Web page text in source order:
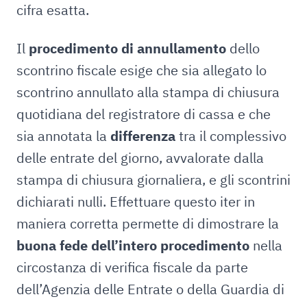
cifra esatta.
Il procedimento di annullamento dello
scontrino fiscale esige che sia allegato lo
scontrino annullato alla stampa di chiusura
quotidiana del registratore di cassa e che
sia annotata la differenzatra il complessivo
delle entrate del giorno, avvalorate dalla
stampa di chiusura giornaliera, e gli scontrini
dichiarati nulli. Effettuare questo iter in
maniera corretta permette di dimostrare la
buona fede dell’intero procedimento nella
circostanza di verifica fiscale da parte
dell’Agenzia delle Entrate o della Guardia di